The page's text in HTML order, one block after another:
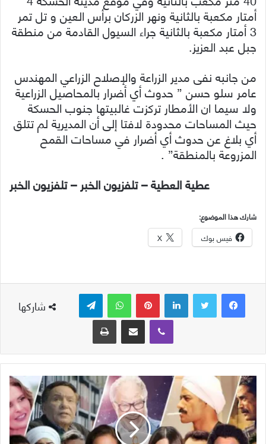
أمتار مكعبة بالثانية ونهر الزركان برأس العين و تل تمر
3 أمتار مكعبة بالثانية جراء السيول القادمة من منطقة
جبل عبد العزيز.
من جانبه نفى مدير الزراعة والإصلاح الزراعي المهندس
عامر سلو حسن ” حدوث أي أضرار بالمحاصيل الزراعية
ولا سيما ان الأمطار تركزت غالبيتها جنوب الحسكة
حيث المساحات محدودة لافتا إلى أن المديرية لم تتلق
أي بلاغ عن حدوث أي أضرار في مساحات القمح
المزروعة بالمنطقة” .
عطية العطية – تلفزيون الخبر – تلفزيون الخبر
شارك هذا الموضوع:
فيس بوك X
شاركها
لينكدإن بينتيريست واتساب
ڤايبر
مشاركة عبر البريد طباعة